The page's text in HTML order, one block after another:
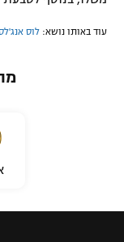
עוד באותו נושא: לוס